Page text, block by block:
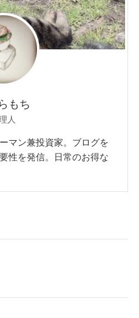
もち
人
マン兼投資家。ブログを
性を発信。日常のお得な